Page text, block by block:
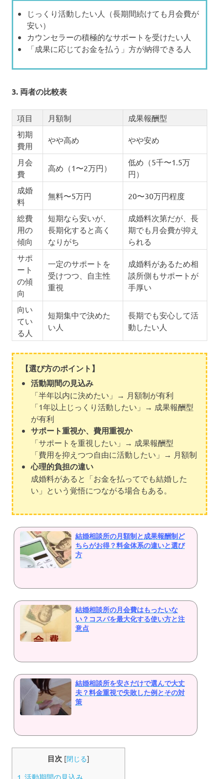
じっくり活動したい人（長期間続けても月会費が
安い）
カウンセラーの積極的なサポートを受けたい人
「成果に応じてお金を払う」方が納得できる人
3. 両者の比較表
項目 月額制
成果報酬型
初期
費用
やや高め やや安め
月会
費
高め（1〜2万円）
低め（5千〜1.5万
円）
成婚
料
無料〜5万円 20〜30万円程度
総費
用の
傾向
短期なら安いが、
長期化すると高く
なりがち
成婚料次第だが、長
期でも月会費が抑え
られる
サポ
ート
の傾
向
一定のサポートを
受けつつ、自主性
重視
成婚料があるため相
談所側もサポートが
手厚い
向い
てい
る人
短期集中で決めた
い人
長期でも安心して活
動したい人
【選び方のポイント】
活動期間の見込み
「半年以内に決めたい」→ 月額制が有利
「1年以上じっくり活動したい」→ 成果報酬型
が有利
サポート重視か、費用重視か
「サポートを重視したい」→ 成果報酬型
「費用を抑えつつ自由に活動したい」→ 月額制
心理的負担の違い
成婚料があると「お金を払ってでも結婚した
い」という覚悟につながる場合もある。
結婚相談所の月額制と成果報酬制ど
ちらがお得？料金体系の違いと選び
方
結婚相談所の月会費はもったいな
い？コスパを最大化する使い方と注
意点
結婚相談所を安さだけで選んで大丈
夫？料金重視で失敗した例とその対
策
目次 [閉じる]
1. 活動期間の見込み